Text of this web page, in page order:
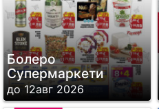
Болеро
Супермаркети
до 12авг 2026